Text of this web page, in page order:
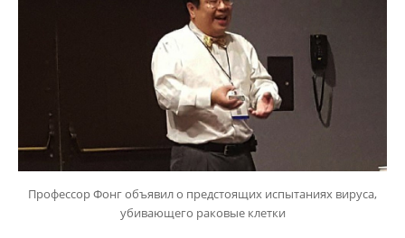
Профессор Фонг объявил о предстоящих испытаниях вируса,
убивающего раковые клетки